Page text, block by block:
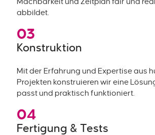
abbildet.
03
Konstruktion
Mit der Erfahrung und Expertise aus
Projekten konstruieren wir eine
passt und praktisch funktioniert.
04
Fertigung & Tests